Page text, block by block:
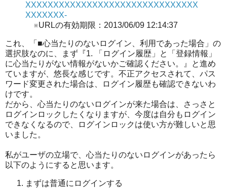
XXXXXXXXXXXXXXXXXXXXXXXXXXXXXXX
XXXXXXX-
※URLの有効期限：2013/06/09 12:14:37
これ、「■心当たりのないログイン、利用であった場合」の
選択肢なのに、まず『1. 「ログイン履歴」と「登録情報」
に心当たりがない情報がないかご確認ください。』と進め
ていますが、悠長な感じです。不正アクセスされて、パス
ワード変更された場合は、ログイン履歴も確認できないわ
けです。
だから、心当たりのないログインが来た場合は、さっさと
ログインロックしたくなりますが、今度は自分もログイン
できなくなるので、ログインロックは使い方が難しいと思
いました。
私がユーザの立場で、心当たりのないログインがあったら
以下のようにすると思います。
まずは普通にログインする